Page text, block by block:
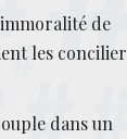
de
les concilier
dans un